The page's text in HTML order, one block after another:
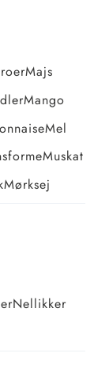
Majs
Mango
Mel
Muskat
Mørksej
Nellikker